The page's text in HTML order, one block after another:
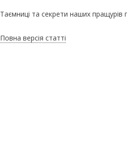
Таємниці та секрети наших
Повна версія статті